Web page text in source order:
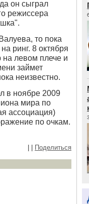
он сыграл
режиссера
то пока
ринг. 8 октября
на левом плече и
займет
неизвестно.
в ноябре 2009
мира по
ассоциация)
по очкам.
Поделиться